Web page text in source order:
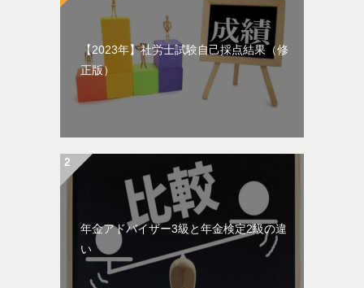
【2023年】社労士試験自己採点結果（修
正版）
年金アドバイザー3級と年金検定2級の違
い